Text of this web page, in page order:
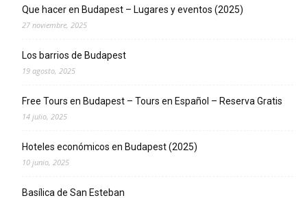
Que hacer en Budapest – Lugares y eventos (2025)
27 noviembre, 2025
Los barrios de Budapest
19 agosto, 2025
Free Tours en Budapest – Tours en Español – Reserva Gratis
14 julio, 2025
Hoteles económicos en Budapest (2025)
10 junio, 2025
Basílica de San Esteban